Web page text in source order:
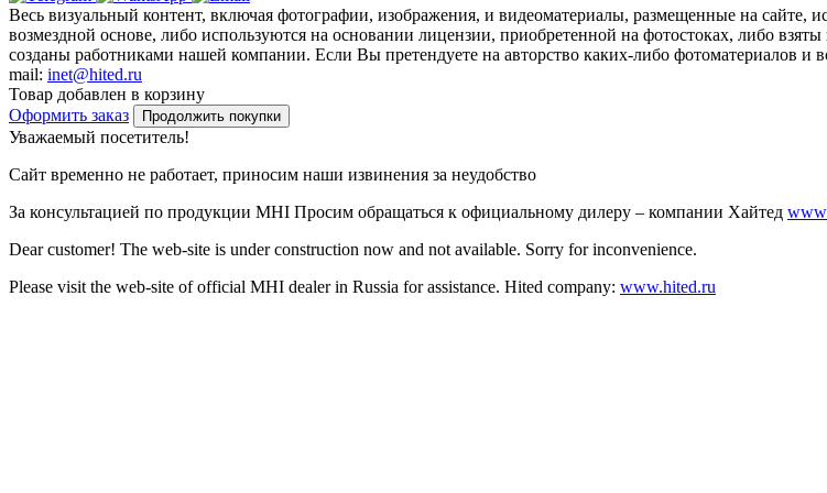
Весь визуальный контент, включая фотографии, изображения, и видеоматериалы, размещенные на сайте,
возмездной основе, либо используются на основании лицензии, приобретенной на фотостоках, либо
созданы работниками нашей компании. Если Вы претендуете на авторство каких-либо фотоматериалов и
mail: inet@hited.ru
Товар добавлен в корзину
Оформить заказ
Продолжить покупки
Уважаемый посетитель!
Сайт временно не работает, приносим наши извинения за неудобство
За консультацией по продукции MHI Просим обращаться к официальному дилеру – компании Хайтед
Dear customer! The web-site is under construction now and not available. Sorry for inconvenience.
Please visit the web-site of official MHI dealer in Russia for assistance. Hited company: www.hited.ru